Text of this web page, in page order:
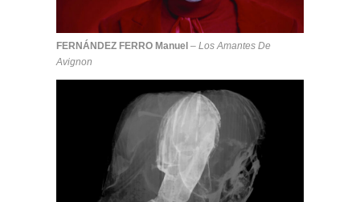
FERNÁNDEZ FERRO Manuel – Los Amantes De
Avignon